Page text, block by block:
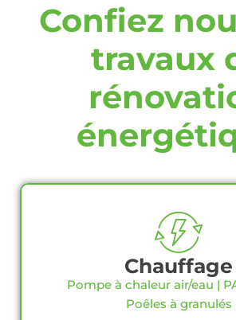
Confiez
travaux
Chauffage
Pompe à chaleur air/eau |
Poêles à granulés